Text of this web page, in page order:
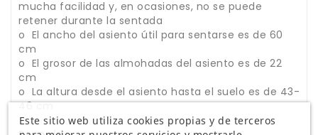
mucha facilidad y, en ocasiones, no se puede
retener durante la sentada
o El ancho del asiento útil para sentarse es de 60
cm
o El grosor de las almohadas del asiento es de 22
cm
o La altura desde el asiento hasta el suelo es de 43-
46 cm
Este sitio web utiliza cookies propias y de terceros